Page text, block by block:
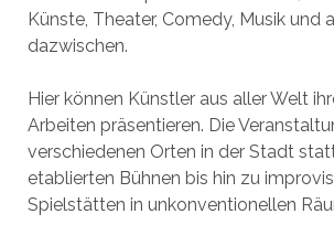
Künste, Theater, Comedy, Musik und
dazwischen.
Hier können Künstler aus aller Welt
Arbeiten präsentieren. Die
verschiedenen Orten in der Stadt
etablierten Bühnen bis hin zu
Spielstätten in unkonventionellen